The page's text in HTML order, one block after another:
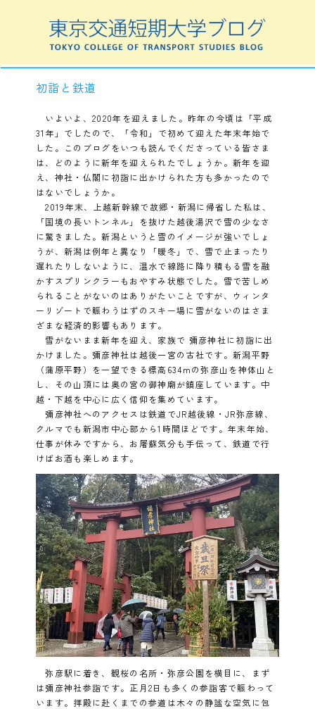
初詣と鉄道
いよいよ、2020年を迎えました。昨年の今頃は「平成
31年」でしたので、「令和」で初めて迎えた年末年始で
した。このブログをいつも読んでくださっている皆さま
は、どのように新年を迎えられたでしょうか。新年を迎
え、神社・仏閣に初詣に出かけられた方も多かったので
はないでしょうか。
2019年末、上越新幹線で故郷・新潟に帰省した私は、
「国境の長いトンネル」を抜けた越後湯沢で雪の少なさ
に驚きました。新潟というと雪のイメージが強いでしょ
うが、新潟は例年と異なり「暖冬」で、雪で止まったり
遅れたりしないように、温水で線路に降り積もる雪を融
かすスプリンクラーもおやすみ状態でした。雪で苦しめ
られることがないのはありがたいことですが、ウィンタ
ーリゾートで賑わうはずのスキー場に雪がないのはさま
ざまな経済的影響もあります。
雪がないまま新年を迎え、家族で 彌彦神社に初詣に出
かけました。彌彦神社は越後一宮の古社です。新潟平野
（蒲原平野）を一望できる標高634mの弥彦山を神体山と
し、その山頂には奥の宮の御神廟が鎮座しています。中
越・下越を中心に広く信仰を集めています。
彌彦神社へのアクセスは鉄道でJR越後線・JR弥彦線、
クルマでも新潟市中心部から1時間ほどです。年末年始、
仕事が休みですから、お屠蘇気分も手伝って、鉄道で行
けばお酒も楽しめます。
弥彦駅に着き、観桜の名所・弥彦公園を横目に、まず
は彌彦神社参詣です。正月2日も多くの参詣客で賑わって
います。拝殿に赴くまでの参道は木々の静謐な空気に包